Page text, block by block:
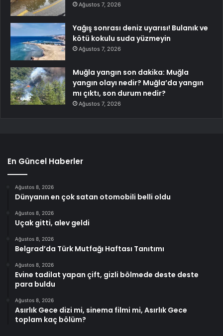
Ağustos 7, 2026
Yağış sonrası deniz uyarısı! Bulanık ve
kötü kokulu suda yüzmeyin
Ağustos 7, 2026
Muğla yangın son dakika: Muğla
yangın olayı nedir? Muğla’da yangın
mı çıktı, son durum nedir?
Ağustos 7, 2026
En Güncel Haberler
Ağustos 8, 2026
Dünyanın en çok satan otomobili belli oldu
Ağustos 8, 2026
Uçak gitti, alev geldi
Ağustos 8, 2026
Belgrad’da Türk Mutfağı Haftası Tanıtımı
Ağustos 8, 2026
Evine tadilat yapan çift, gizli bölmede deste deste
para buldu
Ağustos 8, 2026
Asırlık Gece dizi mi, sinema filmi mi, Asırlık Gece
toplam kaç bölüm?